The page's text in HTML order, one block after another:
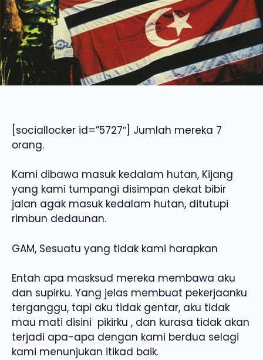
[sociallocker id=”5727″] Jumlah mereka 7
orang.
Kami dibawa masuk kedalam hutan, Kijang
yang kami tumpangi disimpan dekat bibir
jalan agak masuk kedalam hutan, ditutupi
rimbun dedaunan.
GAM, Sesuatu yang tidak kami harapkan
Entah apa masksud mereka membawa aku
dan supirku. Yang jelas membuat pekerjaanku
terganggu, tapi aku tidak gentar, aku tidak
mau mati disini pikirku , dan kurasa tidak akan
terjadi apa-apa dengan kami berdua selagi
kami menunjukan itikad baik.